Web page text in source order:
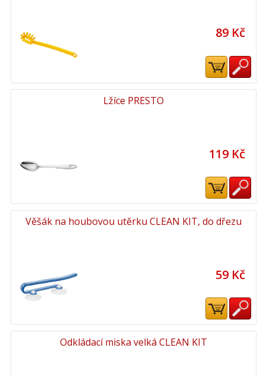
89 Kč
Lžíce PRESTO
119 Kč
Věšák na houbovou utěrku CLEAN KIT, do dřezu
59 Kč
Odkládací miska velká CLEAN KIT